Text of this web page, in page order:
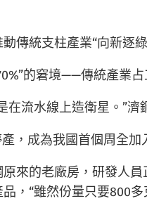
傳統支柱產業“向新逐
的窘境——傳統產業
在流水線上造衛星。”
，成為我國首個周全
來的老廠房，研發人
，“雖然份量只要800